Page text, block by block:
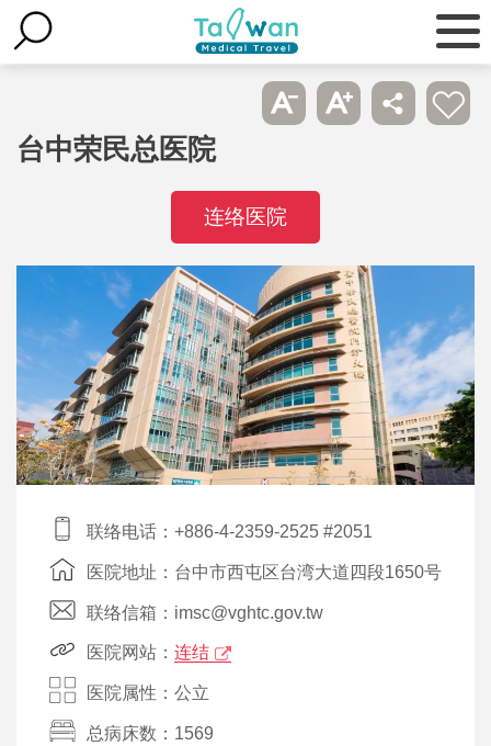
台中荣民总医院
连络医院
联络电话：+886-4-2359-2525 #2051
医院地址：台中市西屯区台湾大道四段1650号
联络信箱：imsc@vghtc.gov.tw
医院网站： 连结
医院属性：公立
总病床数：1569